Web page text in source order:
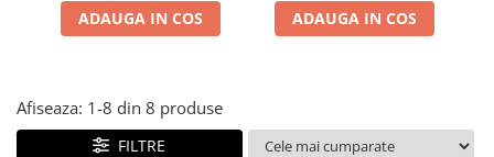
transparent
ADAUGA IN COS
transparent
ADAUGA IN COS
Afiseaza: 1-8 din 8 produse
FILTRE